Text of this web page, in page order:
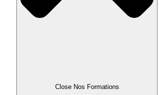
Close Nos Formations